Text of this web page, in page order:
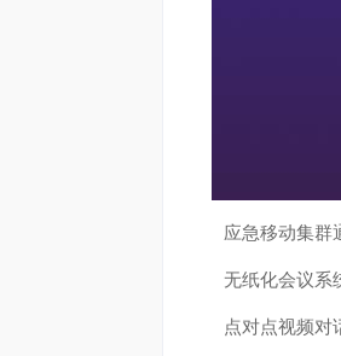
应急移动集群
无纸化会议系
点对点视频对